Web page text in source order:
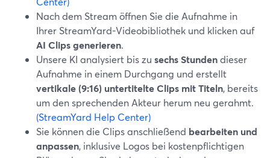
Nach dem Stream öffnen Sie die Aufnahme in
Ihrer StreamYard-Videobibliothek und klicken auf
AI Clips generieren.
Unsere KI analysiert bis zu sechs Stundendieser
Aufnahme in einem Durchgang und erstellt
vertikale (9:16) untertitelte Clips mit Titeln, bereits
um den sprechenden Akteur herum neu gerahmt.
(StreamYard Help Center)
Sie können die Clips anschließend bearbeiten und
anpassen, inklusive Logos bei kostenpflichtigen